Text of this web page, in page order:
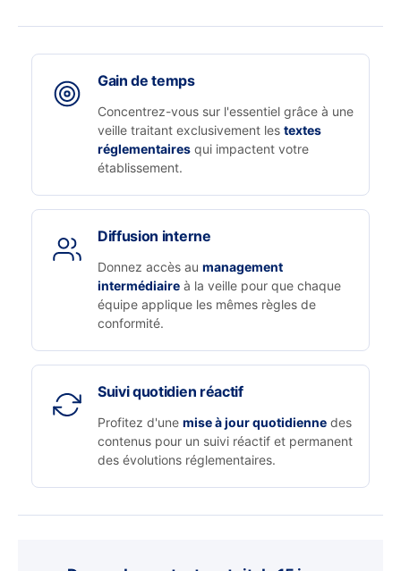
Gain de temps
Concentrez-vous sur l'essentiel grâce à une
veille traitant exclusivement les textes
réglementaires qui impactent votre
établissement.
Diffusion interne
Donnez accès au management
intermédiaire à la veille pour que chaque
équipe applique les mêmes règles de
conformité.
Suivi quotidien réactif
Profitez d'une mise à jour quotidienne des
contenus pour un suivi réactif et permanent
des évolutions réglementaires.